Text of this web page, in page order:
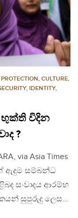
, CULTURE,
, IDENTITY,
විදින
?
via Asia Times
ඇදුම සම්බන්ධ
සංවාදය ආරම්භ
සුපුරුදු ලෙස…